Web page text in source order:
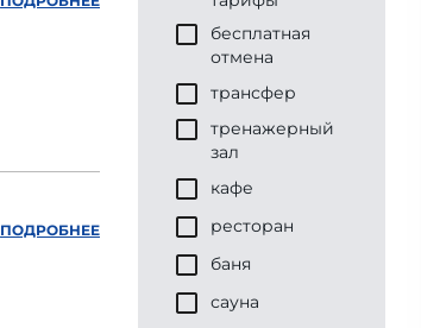
ПОДРОБНЕЕ
бесплатная
отмена
трансфер
тренажерный
зал
кафе
ресторан
баня
сауна